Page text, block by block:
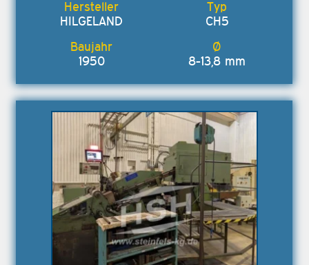
HILGELAND CH5
1950 8-13,8 mm